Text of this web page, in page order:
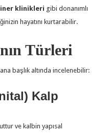
klinikleri gibi donanımlı
hayatını kurtarabilir.
Türleri
başlık altında incelenebilir:
Kalp
ve kalbin yapısal